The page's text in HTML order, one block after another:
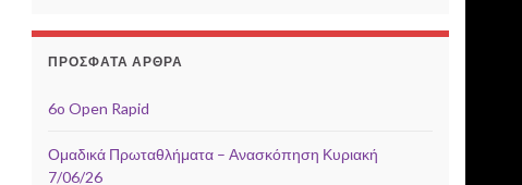
ΠΡΌΣΦΑΤΑ ΆΡΘΡΑ
6o Open Rapid
Ομαδικά Πρωταθλήματα – Ανασκόπηση Κυριακή
7/06/26